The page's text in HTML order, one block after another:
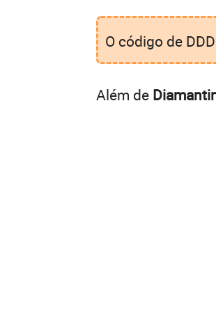
O código de
Além de